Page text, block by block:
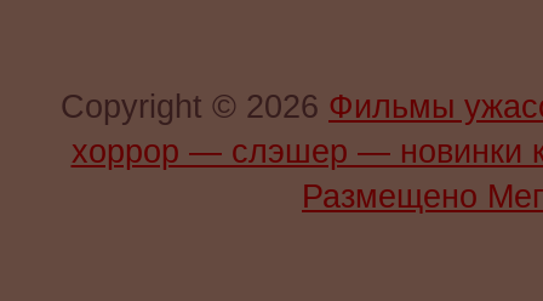
Copyright © 2026 Фильмы
хоррор — слэшер —
Размещено